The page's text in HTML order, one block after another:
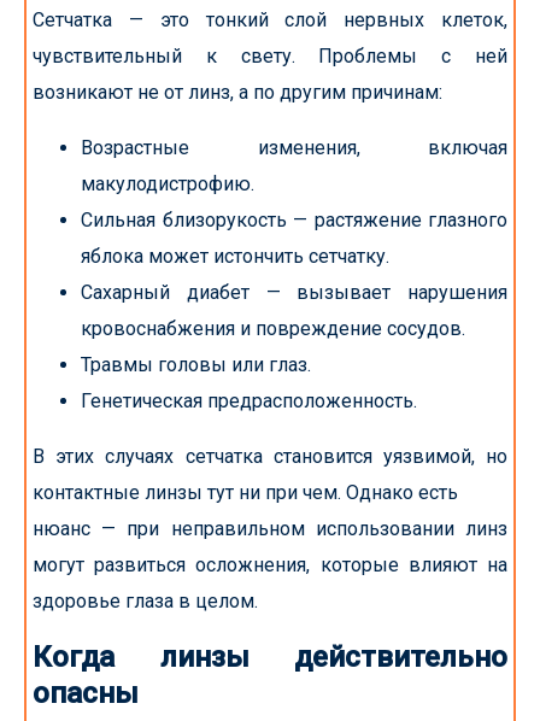
Сетчатка — это тонкий слой нервных клеток,
чувствительный к свету. Проблемы с ней
возникают не от линз, а по другим причинам:
Возрастные изменения, включая
макулодистрофию.
Сильная близорукость — растяжение глазного
яблока может истончить сетчатку.
Сахарный диабет — вызывает нарушения
кровоснабжения и повреждение сосудов.
Травмы головы или глаз.
Генетическая предрасположенность.
В этих случаях сетчатка становится уязвимой, но
контактные линзы тут ни при чем. Однако есть
нюанс — при неправильном использовании линз
могут развиться осложнения, которые влияют на
здоровье глаза в целом.
Когда линзы действительно
опасны